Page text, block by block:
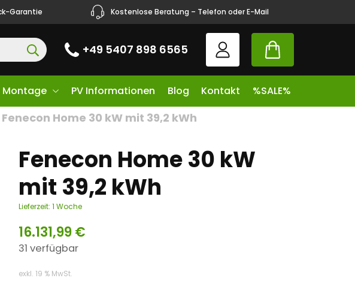
Garantie Kostenlose Beratung – Telefon oder E-Mail
+49 5407 898 6565
Montage PV Informationen Blog Kontakt %SALE%
Fenecon Home 30 kW mit 39,2 kWh
Fenecon Home 30 kW
mit 39,2 kWh
Lieferzeit: 1 Woche
16.131,99€
31 verfügbar
exkl. 19 % MwSt.